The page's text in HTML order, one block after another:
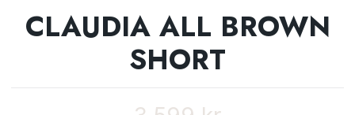
CLAUDIA ALL BROWN
SHORT